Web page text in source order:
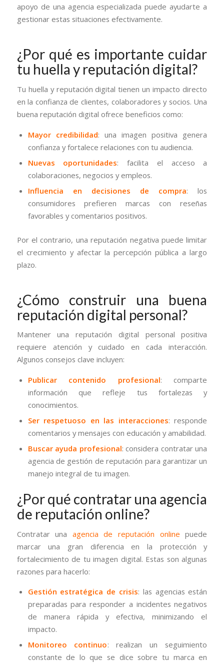
apoyo de una agencia especializada puede ayudarte a
gestionar estas situaciones efectivamente.
¿Por qué es importante cuidar
tu huella y reputación digital?
Tu huella y reputación digital tienen un impacto directo
en la confianza de clientes, colaboradores y socios. Una
buena reputación digital ofrece beneficios como:
Mayor credibilidad: una imagen positiva genera
confianza y fortalece relaciones con tu audiencia.
Nuevas oportunidades: facilita el acceso a
colaboraciones, negocios y empleos.
Influencia en decisiones de compra: los
consumidores prefieren marcas con reseñas
favorables y comentarios positivos.
Por el contrario, una reputación negativa puede limitar
el crecimiento y afectar la percepción pública a largo
plazo.
¿Cómo construir una buena
reputación digital personal?
Mantener una reputación digital personal positiva
requiere atención y cuidado en cada interacción.
Algunos consejos clave incluyen:
Publicar contenido profesional: comparte
información que refleje tus fortalezas y
conocimientos.
Ser respetuoso en las interacciones: responde
comentarios y mensajes con educación y amabilidad.
Buscar ayuda profesional: considera contratar una
agencia de gestión de reputación para garantizar un
manejo integral de tu imagen.
¿Por qué contratar una agencia
de reputación online?
Contratar una agencia de reputación online puede
marcar una gran diferencia en la protección y
fortalecimiento de tu imagen digital. Estas son algunas
razones para hacerlo:
Gestión estratégica de crisis: las agencias están
preparadas para responder a incidentes negativos
de manera rápida y efectiva, minimizando el
impacto.
Monitoreo continuo: realizan un seguimiento
constante de lo que se dice sobre tu marca en